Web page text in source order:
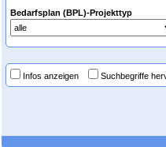
Bedarfsplan (BPL)-Projekttyp
Infos anzeigen Suchbegriffe